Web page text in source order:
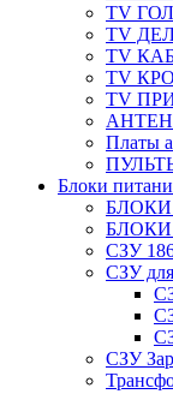
TV
TV
TV
TV
TV
Платы
Блоки
СЗУ
СЗУ
СЗУ